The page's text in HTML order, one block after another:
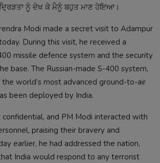
ਨੂੰ ਦੇਖ ਕੇ ਮੈਨੂੰ ਬਹੁਤ ਮਾਣ ਹੋਇਆ।
Modi made a secret visit to Adampur
During this visit, he received a
missile defence system and the security
base. The Russian-made S-400 system,
world’s most advanced ground-to-air
been deployed by India.
and PM Modi interacted with
praising their bravery and
earlier, he had addressed the nation,
India would respond to any terrorist